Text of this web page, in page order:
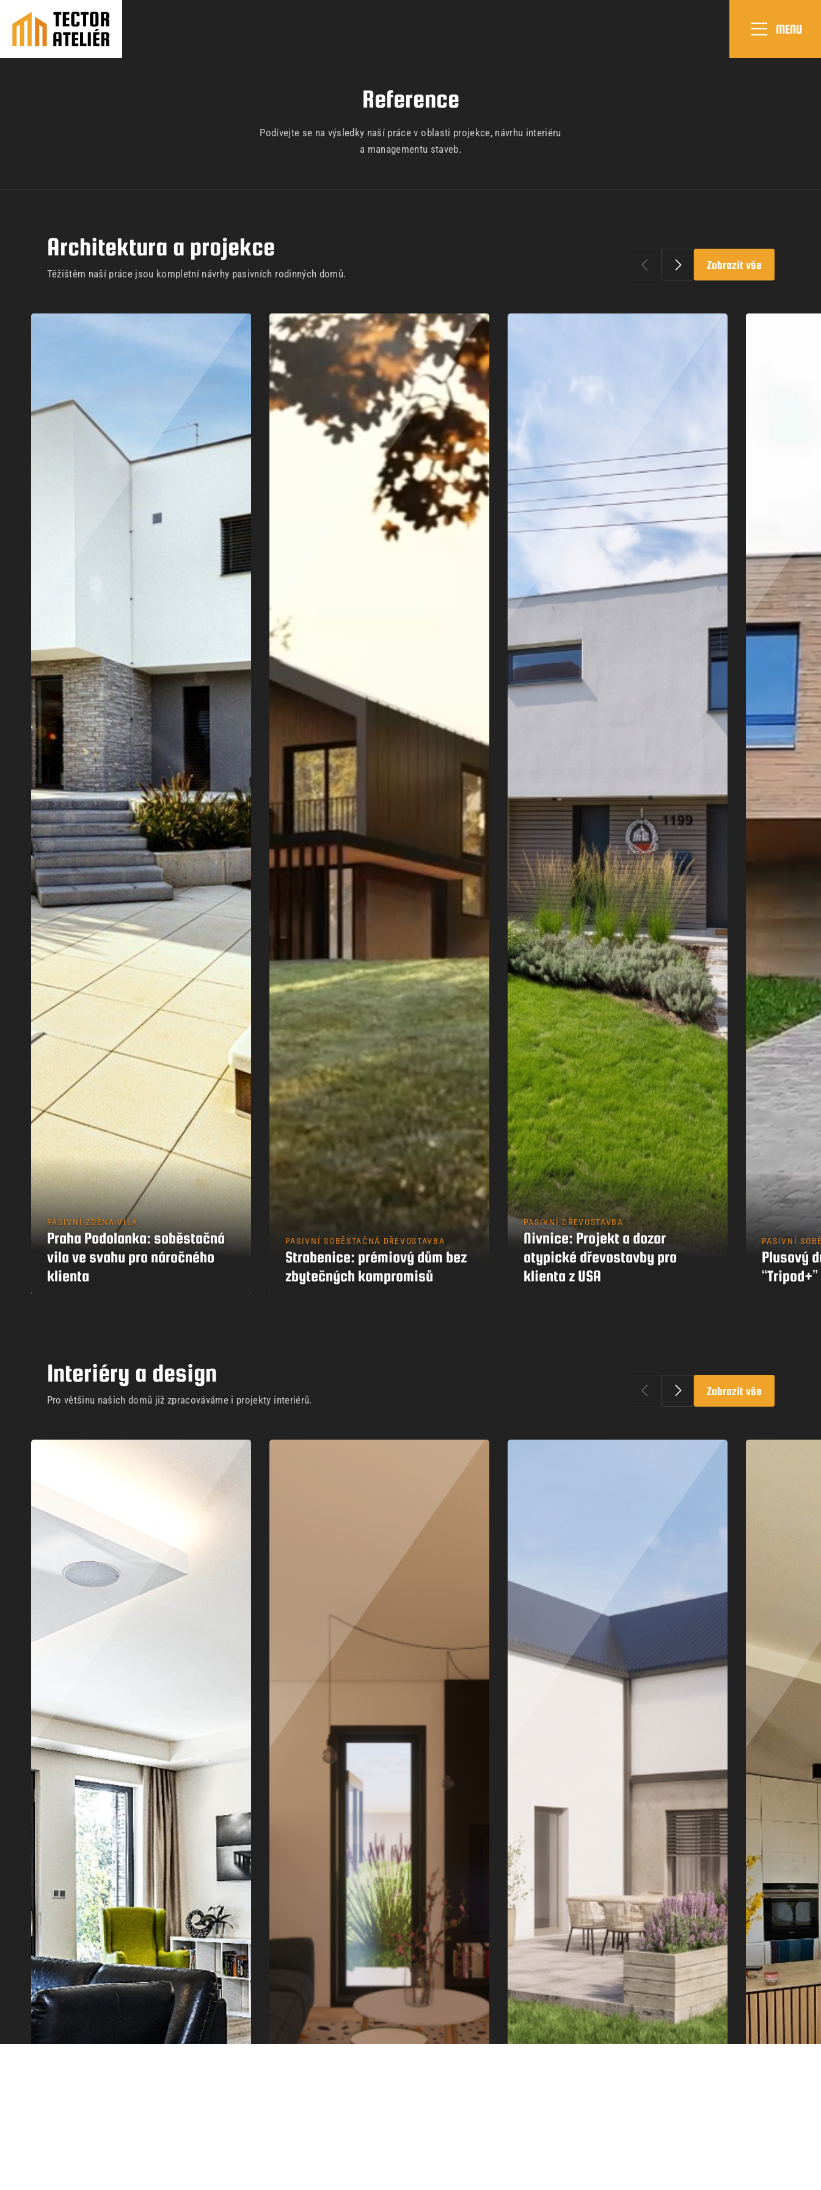
MENU
Úvod
Naše služby
Reference
Průvodce stavbou
O ateliéru
Řekli o nás
Kontakty
office@tector-atelier.cz +420 775 996 300
Reference
Podívejte se na výsledky naší práce v oblasti projekce, návrhu interiéru
a managementu staveb.
Architektura a projekce
Těžištěm naší práce jsou kompletní návrhy pasivních rodinných domů.
Zobrazit vše
PASIVNÍ ZDĚNÁ VILA
Praha Podolanka: soběstačná
vila ve svahu pro náročného
klienta
PASIVNÍ SOBĚSTAČNÁ DŘEVOSTAVBA
Strabenice: prémiový dům bez
zbytečných kompromisů
PASIVNÍ DŘEVOSTAVBA
Nivnice: Projekt a dozor
atypické dřevostavby pro
klienta z USA
PASIVNÍ
Plusový
“Tripod+”
Interiéry a design
Pro většinu našich domů již zpracováváme i projekty interiérů.
Zobrazit vše